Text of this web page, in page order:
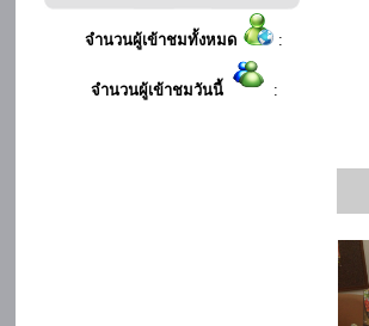
จำนวนผู้เข้าชมทั้งหมด :
จำนวนผู้เข้าชมวันนี้ :